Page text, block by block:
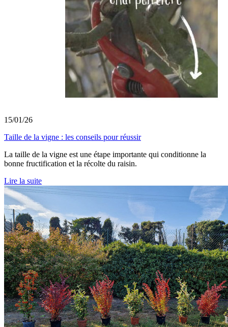
15/01/26
Taille de la vigne : les conseils pour réussir
La taille de la vigne est une étape importante qui conditionne la
bonne fructification et la récolte du raisin.
Lire la suite